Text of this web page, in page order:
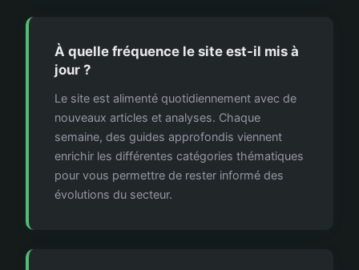
À quelle fréquence le site est-il mis à
jour ?
Le site est alimenté quotidiennement avec de
nouveaux articles et analyses. Chaque
semaine, des guides approfondis viennent
enrichir les différentes catégories thématiques
pour vous permettre de rester informé des
évolutions du secteur.